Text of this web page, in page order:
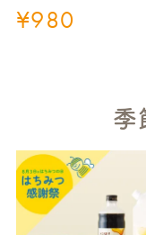
¥980
季